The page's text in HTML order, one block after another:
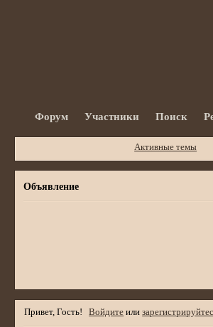
Форум Участники Поиск
Активные темы
Объявление
Привет, Гость! Войдите или